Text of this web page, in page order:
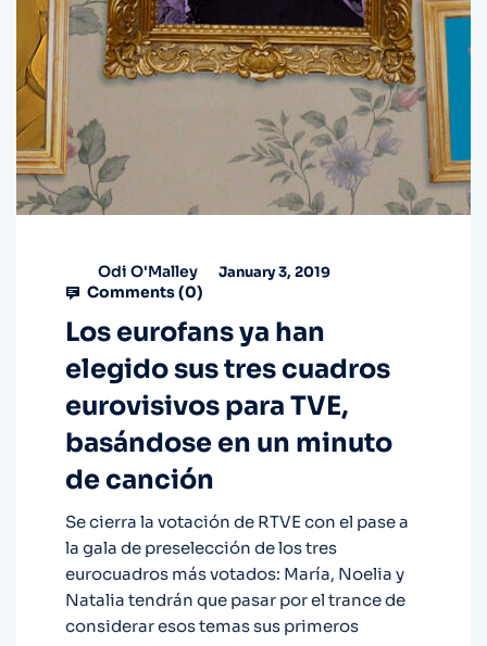
Odi O'Malley January 3, 2019
Comments (0)
Los eurofans ya han
elegido sus tres cuadros
eurovisivos para TVE,
basándose en un minuto
de canción
Se cierra la votación de RTVE con el pase a
la gala de preselección de los tres
eurocuadros más votados: María, Noelia y
Natalia tendrán que pasar por el trance de
considerar esos temas sus primeros